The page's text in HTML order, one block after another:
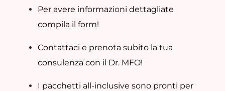
Per avere informazioni dettagliate
compila il form!
Contattaci e prenota subito la tua
consulenza con il Dr. MFO!
I pacchetti all-inclusive sono pronti per